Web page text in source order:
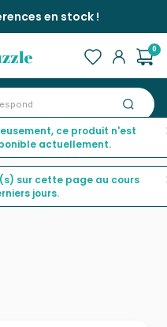
en stock !
0
des Tigres
ce produit n'est
actuellement.
sur cette page au cours
jours.